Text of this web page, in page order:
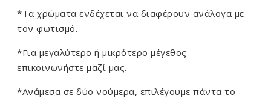
*Τα χρώματα ενδέχεται να διαφέρουν ανάλογα με
τον φωτισμό.
*Για μεγαλύτερο ή μικρότερο μέγεθος
επικοινωνήστε μαζί μας.
*Ανάμεσα σε δύο νούμερα, επιλέγουμε πάντα το